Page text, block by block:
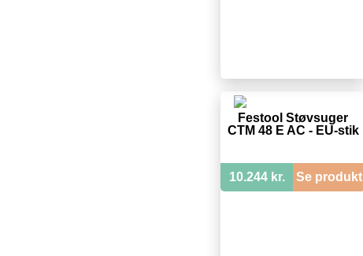
Festool Støvsuger
CTM 48 E AC - EU-stik
10.244 kr. Se produkt